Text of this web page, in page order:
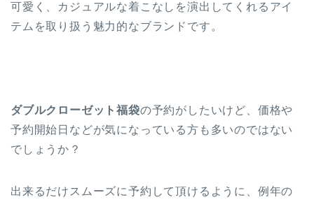
可愛く、カジュアルな着こなしを演出してくれるアイ
テムを取り扱う魅力的なブランドです。
ダブルクローゼット福袋の予約がしたいけど、価格や
予約開始日などが気になっている方も多いのではない
でしょうか？
出来るだけスムーズに予約して頂けるように、例年の